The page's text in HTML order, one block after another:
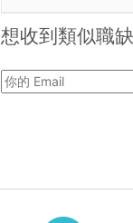
想收到類似職